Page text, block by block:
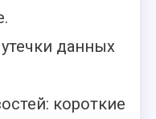
данных
короткие